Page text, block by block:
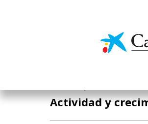
Actividad y